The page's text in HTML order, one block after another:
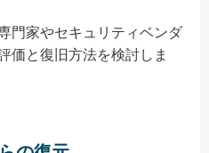
門家やセキュリティベンダ
価と復旧方法を検討しま